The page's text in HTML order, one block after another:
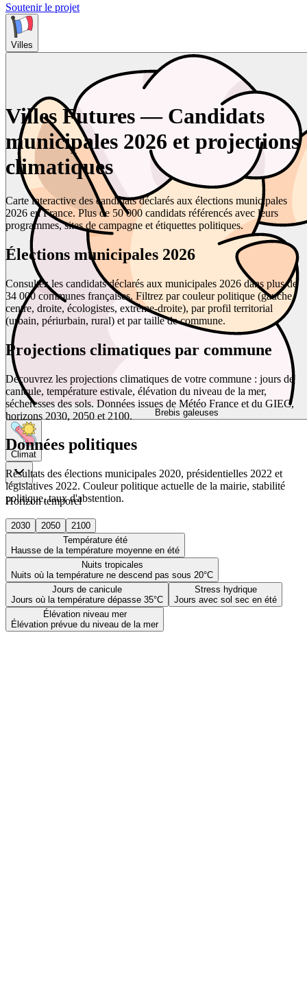
Soutenir le projet
Villes
Brebis galeuses
Climat
Horizon temporel
2030 2050
2100
Température été
Hausse de la température moyenne en été
Nuits tropicales
Nuits où la température ne descend pas sous 20°C
Jours de canicule
Jours où la température dépasse 35°C
Stress hydrique
Jours avec sol sec en été
Élévation niveau mer
Élévation prévue du niveau de la mer
Villes Futures — Candidats
municipales 2026 et projections
climatiques
Carte interactive des candidats déclarés aux élections municipales
2026 en France. Plus de 50 000 candidats référencés avec leurs
programmes, sites de campagne et étiquettes politiques.
Élections municipales 2026
Consultez les candidats déclarés aux municipales 2026 dans plus de
34 000 communes françaises. Filtrez par couleur politique (gauche,
centre, droite, écologistes, extrême-droite), par profil territorial
(urbain, périurbain, rural) et par taille de commune.
Projections climatiques par commune
Découvrez les projections climatiques de votre commune : jours de
canicule, température estivale, élévation du niveau de la mer,
sécheresses des sols. Données issues de Météo France et du GIEC,
horizons 2030, 2050 et 2100.
Données politiques
Résultats des élections municipales 2020, présidentielles 2022 et
législatives 2022. Couleur politique actuelle de la mairie, stabilité
politique, taux d'abstention.